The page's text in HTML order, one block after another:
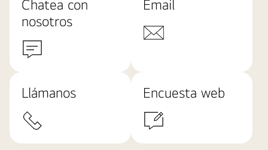
Chatea con
nosotros
Email
Llámanos Encuesta web